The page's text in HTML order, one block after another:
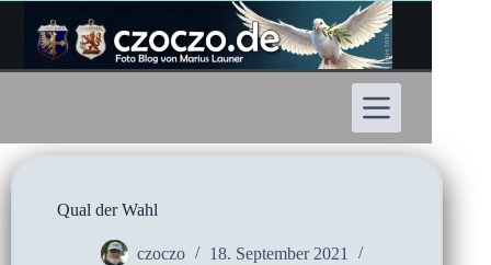
Inhalt
springen
Qual der Wahl
czoczo
18. September 2021